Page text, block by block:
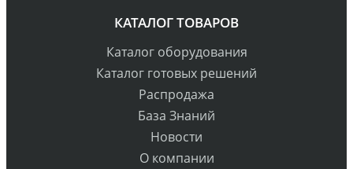
КАТАЛОГ ТОВАРОВ
Каталог оборудования
Каталог готовых решений
Распродажа
База Знаний
Новости
О компании